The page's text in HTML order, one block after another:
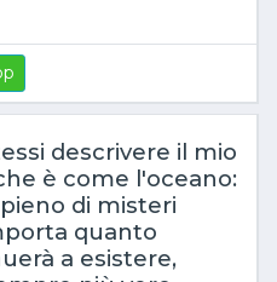
descrivere il mio
è come l'oceano:
di misteri
quanto
a esistere,